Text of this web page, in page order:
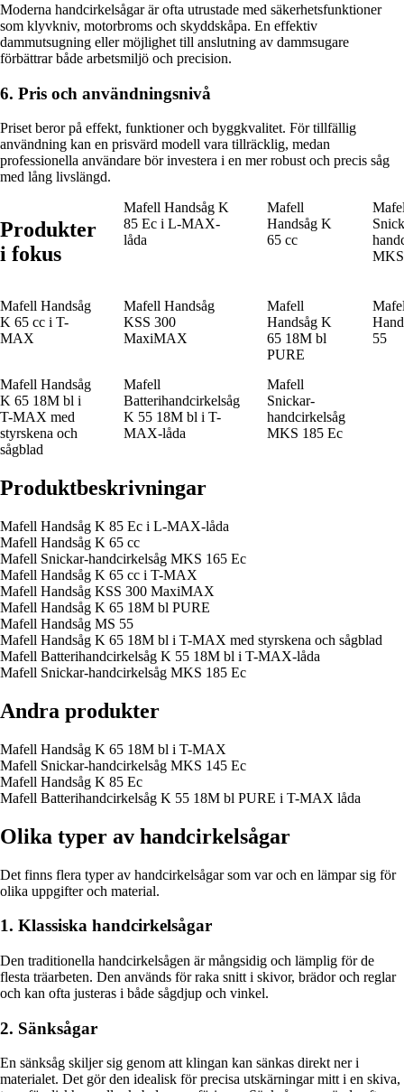
Moderna handcirkelsågar är ofta utrustade med säkerhetsfunktioner
som klyvkniv, motorbroms och skyddskåpa. En effektiv
dammutsugning eller möjlighet till anslutning av dammsugare
förbättrar både arbetsmiljö och precision.
6. Pris och användningsnivå
Priset beror på effekt, funktioner och byggkvalitet. För tillfällig
användning kan en prisvärd modell vara tillräcklig, medan
professionella användare bör investera i en mer robust och precis såg
med lång livslängd.
Produkter
i fokus
Mafell Handsåg K
85 Ec i L-MAX-
låda
Mafell
Handsåg K
65 cc
Mafell Handsåg
K 65 cc i T-
MAX
Mafell Handsåg
KSS 300
MaxiMAX
Mafell
Handsåg K
65 18M bl
PURE
55
Mafell Handsåg
K 65 18M bl i
T-MAX med
styrskena och
sågblad
Mafell
Batterihandcirkelsåg
K 55 18M bl i T-
MAX-låda
Mafell
Snickar-
handcirkelsåg
MKS 185 Ec
Produktbeskrivningar
Mafell Handsåg K 85 Ec i L-MAX-låda
Mafell Handsåg K 65 cc
Mafell Snickar-handcirkelsåg MKS 165 Ec
Mafell Handsåg K 65 cc i T-MAX
Mafell Handsåg KSS 300 MaxiMAX
Mafell Handsåg K 65 18M bl PURE
Mafell Handsåg MS 55
Mafell Handsåg K 65 18M bl i T-MAX med styrskena och sågblad
Mafell Batterihandcirkelsåg K 55 18M bl i T-MAX-låda
Mafell Snickar-handcirkelsåg MKS 185 Ec
Andra produkter
Mafell Handsåg K 65 18M bl i T-MAX
Mafell Snickar-handcirkelsåg MKS 145 Ec
Mafell Handsåg K 85 Ec
Mafell Batterihandcirkelsåg K 55 18M bl PURE i T-MAX låda
Olika typer av handcirkelsågar
Det finns flera typer av handcirkelsågar som var och en lämpar sig för
olika uppgifter och material.
1. Klassiska handcirkelsågar
Den traditionella handcirkelsågen är mångsidig och lämplig för de
flesta träarbeten. Den används för raka snitt i skivor, brädor och reglar
och kan ofta justeras i både sågdjup och vinkel.
2. Sänksågar
En sänksåg skiljer sig genom att klingan kan sänkas direkt ner i
materialet. Det gör den idealisk för precisa utskärningar mitt i en skiva,